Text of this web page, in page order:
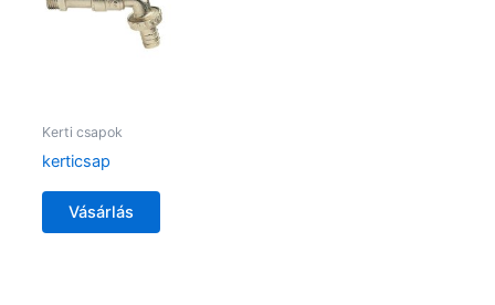
Kerti csapok
kerticsap
Vásárlás